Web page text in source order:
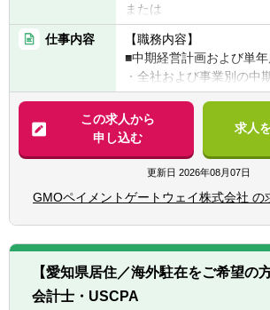
または
■コンサルティングファ
FP&A・管理会計等の実
ト経験
▽知識・スキル
■PL／BS／CFの基礎的理
いた分析・示唆出しがで
■経営層・事業部門と建
ミュニケーション力・論
■新しい領域にも主体的に
【Want要件】
■急成長環境や上場企業で
務経験
仕事内容
【職務内容】
■中期経営計画および単
・全社および事業別の中
更新
・単年度予算の策定プロ
■事業・部門・グループ
とレポーティング
・各事業・部門・子会社
コスト構造、KPIなど）
・経営層向けレポートの
案
■経営管理指標・KPI体系
・重要KPIの定義・可視化
この求人から
申し込む
求人
更新日 2026年08月07日
GMOペイメントゲートウェイ株式会社 の
【愛知県居住／海外駐在をご希望の
会計士・USCPA